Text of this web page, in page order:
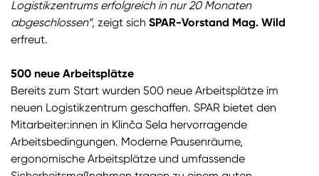
Logistikzentrums erfolgreich in nur 20 Monaten
abgeschlossen“, zeigt sich SPAR-Vorstand Mag. Wild
erfreut.
500 neue Arbeitsplätze
Bereits zum Start wurden 500 neue Arbeitsplätze im
neuen Logistikzentrum geschaffen. SPAR bietet den
Mitarbeiter:innen in Klinča Sela hervorragende
Arbeitsbedingungen. Moderne Pausenräume,
ergonomische Arbeitsplätze und umfassende